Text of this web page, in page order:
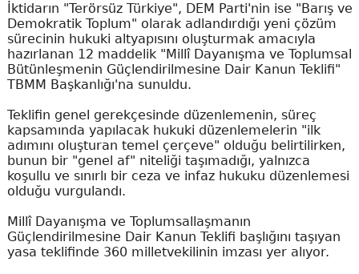
İktidarın "Terörsüz Türkiye", DEM Parti'nin ise "Barış ve
Demokratik Toplum" olarak adlandırdığı yeni çözüm
sürecinin hukuki altyapısını oluşturmak amacıyla
hazırlanan 12 maddelik "Millî Dayanışma ve Toplumsal
Bütünleşmenin Güçlendirilmesine Dair Kanun Teklifi"
TBMM Başkanlığı'na sunuldu.
Teklifin genel gerekçesinde düzenlemenin, süreç
kapsamında yapılacak hukuki düzenlemelerin "ilk
adımını oluşturan temel çerçeve" olduğu belirtilirken,
bunun bir "genel af" niteliği taşımadığı, yalnızca
koşullu ve sınırlı bir ceza ve infaz hukuku düzenlemesi
olduğu vurgulandı.
Millî Dayanışma ve Toplumsallaşmanın
Güçlendirilmesine Dair Kanun Teklifi başlığını taşıyan
yasa teklifinde 360 milletvekilinin imzası yer alıyor.